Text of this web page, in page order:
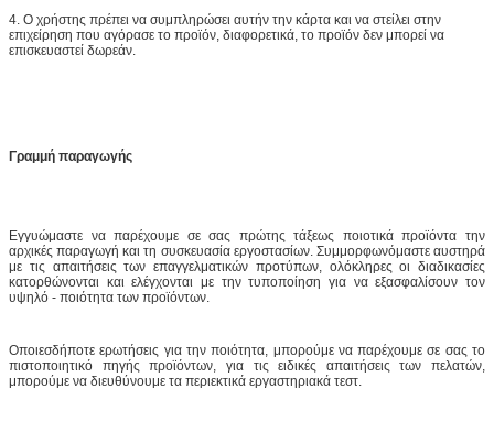
4. Ο χρήστης πρέπει να συμπληρώσει αυτήν την κάρτα και να στείλει στην
επιχείρηση που αγόρασε το προϊόν, διαφορετικά, το προϊόν δεν μπορεί να
επισκευαστεί δωρεάν.
Γραμμή παραγωγής
Εγγυώμαστε να παρέχουμε σε σας πρώτης τάξεως ποιοτικά προϊόντα την
αρχικές παραγωγή και τη συσκευασία εργοστασίων. Συμμορφωνόμαστε αυστηρά
με τις απαιτήσεις των επαγγελματικών προτύπων, ολόκληρες οι διαδικασίες
κατορθώνονται και ελέγχονται με την τυποποίηση για να εξασφαλίσουν τον
υψηλό - ποιότητα των προϊόντων.
Οποιεσδήποτε ερωτήσεις για την ποιότητα, μπορούμε να παρέχουμε σε σας το
πιστοποιητικό πηγής προϊόντων, για τις ειδικές απαιτήσεις των πελατών,
μπορούμε να διευθύνουμε τα περιεκτικά εργαστηριακά τεστ.